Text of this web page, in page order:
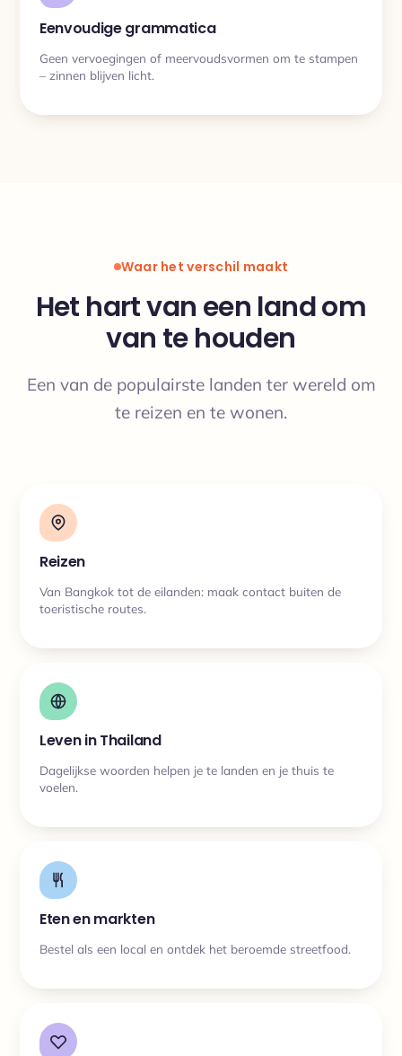
Eenvoudige grammatica
Geen vervoegingen of meervoudsvormen om te stampen
– zinnen blijven licht.
Waar het verschil maakt
Het hart van een land om
van te houden
Een van de populairste landen ter wereld om
te reizen en te wonen.
Reizen
Van Bangkok tot de eilanden: maak contact buiten de
toeristische routes.
Leven in Thailand
Dagelijkse woorden helpen je te landen en je thuis te
voelen.
Eten en markten
Bestel als een local en ontdek het beroemde streetfood.